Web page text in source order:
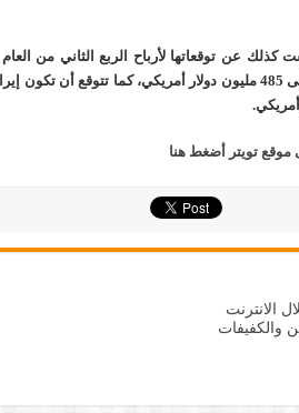
عن توقعاتها لأرباح الربع الثاني من
موقع تويتر أضغط هنا
الانترنت
والكفيفات